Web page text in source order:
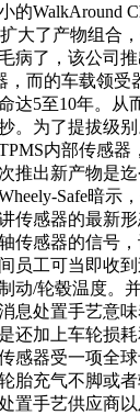
的WalkAround
大了产物组合
病了，该公司
，而的车载领
达5至10年。从
。为了提拔级别
内部传感器
推出新产物是迄
Safe暗示
传感器的最新
传感器的信号
员工可当即收
动/轮毂温度。
息处置手艺意
还加上车轮损
感器受一项全
胎充气不脚或
置手艺供应商